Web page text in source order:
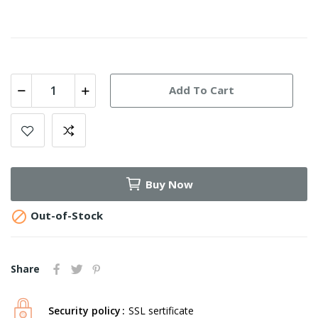
Add To Cart
Buy Now
 Out-of-Stock
Share
Security policy SSL sertificate